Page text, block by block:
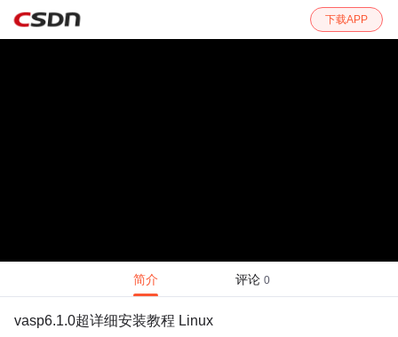
下载APP
简介 评论 0
vasp6.1.0超详细安装教程 Linux